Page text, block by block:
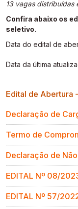
13 vagas distribuídas
Confira abaixo os
seletivo.
Data do edital de
Data da última
Edital de
Declaração de
Termo de
Declaração de
EDITAL Nº 08/
EDITAL Nº 57/
Gestão de
[GAPI]
Especialização em
Gestão Escolar
Gestão de
[GAPI]
Especialização em
Gestão Escolar
Gestão de
[GAPI]
Especialização em
Gestão Escolar
Gestão de
[GAPI]
Especialização em
Gestão Escolar
Gestão de
[GAPI]
Especialização em
Gestão Escolar